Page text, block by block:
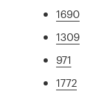
1690
1309
971
1772